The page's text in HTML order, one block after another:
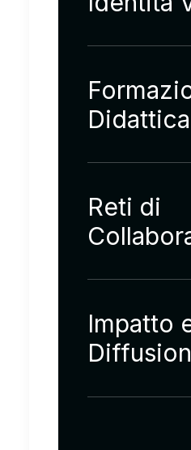
Didattica
Reti di
Impatto